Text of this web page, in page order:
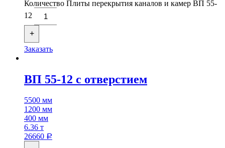
Количество Плиты перекрытия каналов и камер ВП 55-
12
+
Заказать
ВП 55-12 с отверстием
5500 мм
1200 мм
400 мм
6.36 т
26660 Р